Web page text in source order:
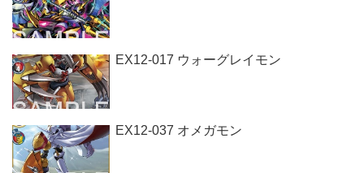
EX12-017 ウォーグレイモン
EX12-037 オメガモン